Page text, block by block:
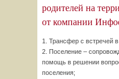
родителей на
от компании
1. Трансфер с встречей
2. Поселение –
помощь в решении
поселения;